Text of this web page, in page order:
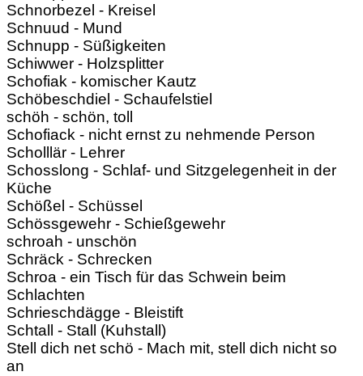
Schnorbezel - Kreisel
Schnuud - Mund
Schnupp - Süßigkeiten
Schiwwer - Holzsplitter
Schofiak - komischer Kautz
Schöbeschdiel - Schaufelstiel
schöh - schön, toll
Schofiack - nicht ernst zu nehmende Person
Scholllär - Lehrer
Schosslong - Schlaf- und Sitzgelegenheit in der
Küche
Schößel - Schüssel
Schössgewehr - Schießgewehr
schroah - unschön
Schräck - Schrecken
Schroa - ein Tisch für das Schwein beim
Schlachten
Schrieschdägge - Bleistift
Schtall - Stall (Kuhstall)
Stell dich net schö - Mach mit, stell dich nicht so
an